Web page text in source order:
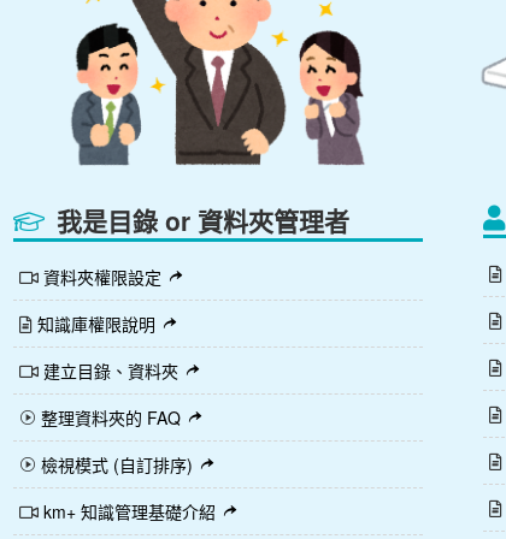
我是目錄 or 資料夾管理者
資料夾權限設定
知識庫權限說明
建立目錄、資料夾
整理資料夾的 FAQ
檢視模式 (自訂排序)
km+ 知識管理基礎介紹